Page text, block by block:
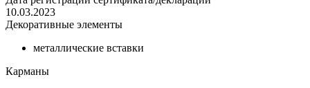
10.03.2023
Декоративные элементы
металлические вставки
Карманы